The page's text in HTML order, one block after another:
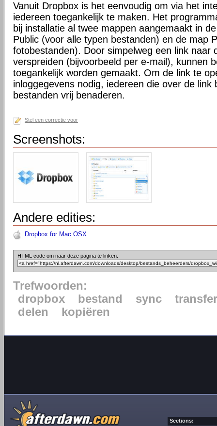
Vanuit Dropbox is het eenvoudig om via het
iedereen toegankelijk te maken. Het
bij installatie al twee mappen aangemaakt in
Public (voor alle typen bestanden) en de map
fotobestanden). Door simpelweg een link naar
verspreiden (bijvoorbeeld per e-mail), kunnen
toegankelijk worden gemaakt. Om de link te
inloggegevens nodig, iedereen die over de link
bestanden vrij benaderen.
Stel een correctie voor
Screenshots:
Andere edities:
Dropbox for Mac OSX
HTML code om naar deze pagina te linken:
Trefwoorden:
dropbox
bestand sync
transfer
delen
kopiëren
Sections: